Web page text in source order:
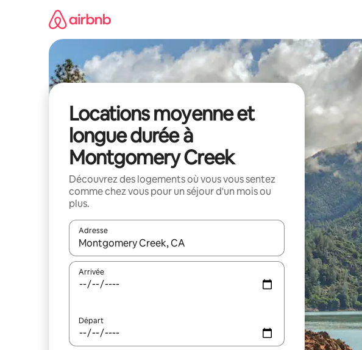
Locations moyenne et
longue durée à
Montgomery Creek
Découvrez des logements où vous vous sentez
comme chez vous pour un séjour d'un mois ou
plus.
Adresse
Lorsque les résultats s'affichent, utilisez les flèches vers le haut et vers
Arrivée
Départ